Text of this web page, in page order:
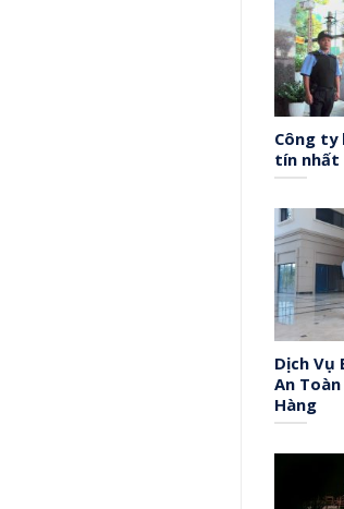
Công ty
tín nhất
Dịch Vụ
An
Hàng